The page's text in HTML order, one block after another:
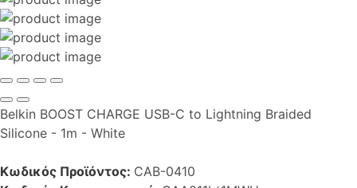
Belkin BOOST CHARGE USB-C to Lightning Braided
Silicone - 1m - White
Κωδικός Προϊόντος: CAB-0410